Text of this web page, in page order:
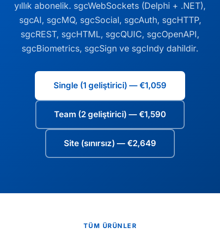
yıllık abonelik. sgcWebSockets (Delphi + .NET),
sgcAI, sgcMQ, sgcSocial, sgcAuth, sgcHTTP,
sgcREST, sgcHTML, sgcQUIC, sgcOpenAPI,
sgcBiometrics, sgcSign ve sgcIndy dahildir.
Single (1 geliştirici) — €1,059
Team (2 geliştirici) — €1,590
Site (sınırsız) — €2,649
TÜM ÜRÜNLER